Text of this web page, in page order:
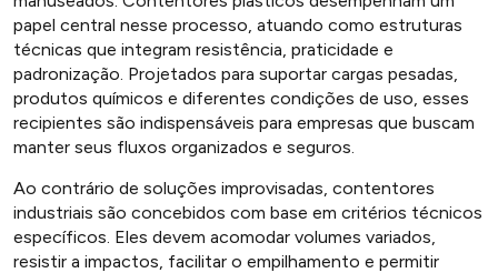
papel central nesse processo, atuando como estruturas
técnicas que integram resistência, praticidade e
padronização. Projetados para suportar cargas pesadas,
produtos químicos e diferentes condições de uso, esses
recipientes são indispensáveis para empresas que buscam
manter seus fluxos organizados e seguros.
Ao contrário de soluções improvisadas, contentores
industriais são concebidos com base em critérios técnicos
específicos. Eles devem acomodar volumes variados,
resistir a impactos, facilitar o empilhamento e permitir